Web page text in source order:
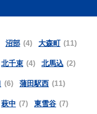
沼部 (4) 大森町 (11)
北千束 (4) 北馬込 (2)
(6) 蒲田駅西 (11)
萩中 (7) 東雪谷 (7)